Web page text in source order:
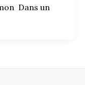
Dans un